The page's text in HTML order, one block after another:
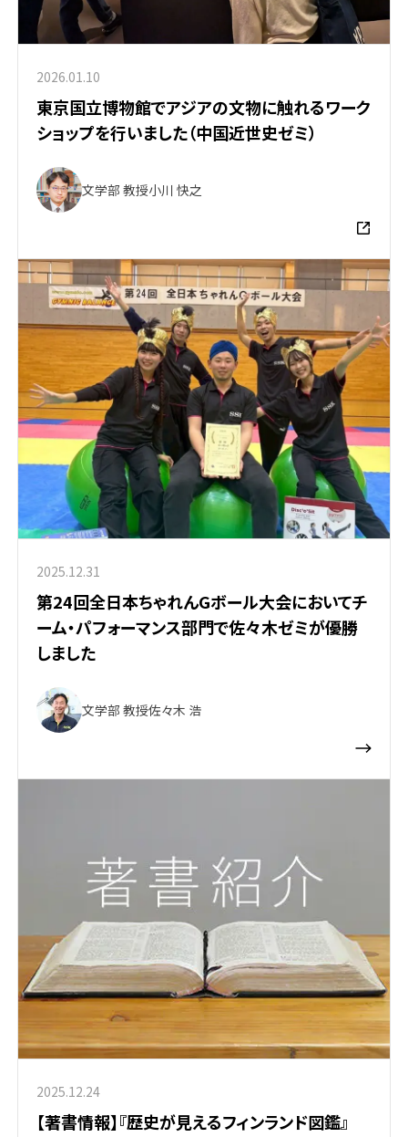
2026.01.10
東京国立博物館でアジアの文物に触れるワーク
ショップを行いました（中国近世史ゼミ）
文学部 教授小川 快之
2025.12.31
第24回全日本ちゃれんGボール大会においてチ
ーム・パフォーマンス部門で佐々木ゼミが優勝
しました
文学部 教授佐々木 浩
2025.12.24
【著書情報】『歴史が見えるフィンランド図鑑』